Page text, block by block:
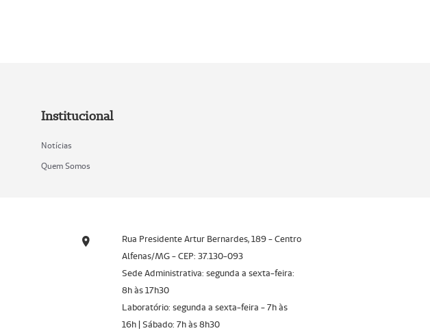
Institucional
Notícias
Quem Somos
Rua Presidente Artur Bernardes, 189 - Centro
Alfenas/MG - CEP: 37.130-093
Sede Administrativa: segunda a sexta-feira:
8h às 17h30
Laboratório: segunda a sexta-feira - 7h às
16h | Sábado: 7h às 8h30